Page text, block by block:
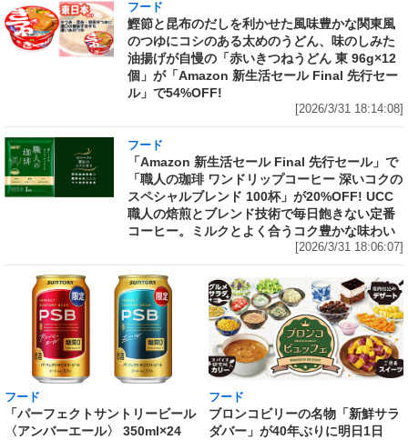
フード
鰹節と昆布のだしを利かせた風味豊かな関東風
のつゆにコシのある太めのうどん、味のしみた
油揚げが自慢の「赤いきつねうどん 東 96g×12
個」が「Amazon 新生活セール Final 先行セー
ル」で54%OFF!
[2026/3/31 18:14:08]
フード
「Amazon 新生活セール Final 先行セール」で
「職人の珈琲 ワンドリップコーヒー 深いコクの
スペシャルブレンド 100杯」が20%OFF! UCC
職人の焙煎とブレンド技術で毎日飽きない定番
コーヒー。ミルクとよく合うコク豊かな味わい
[2026/3/31 18:06:07]
フード
「パーフェクトサントリービール
〈アンバーエール〉 350ml×24
フード
ブロンコビリーの名物「新鮮サラ
ダバー」が40年ぶりに明日1日